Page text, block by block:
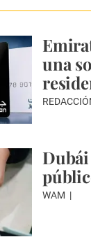
una
WAM